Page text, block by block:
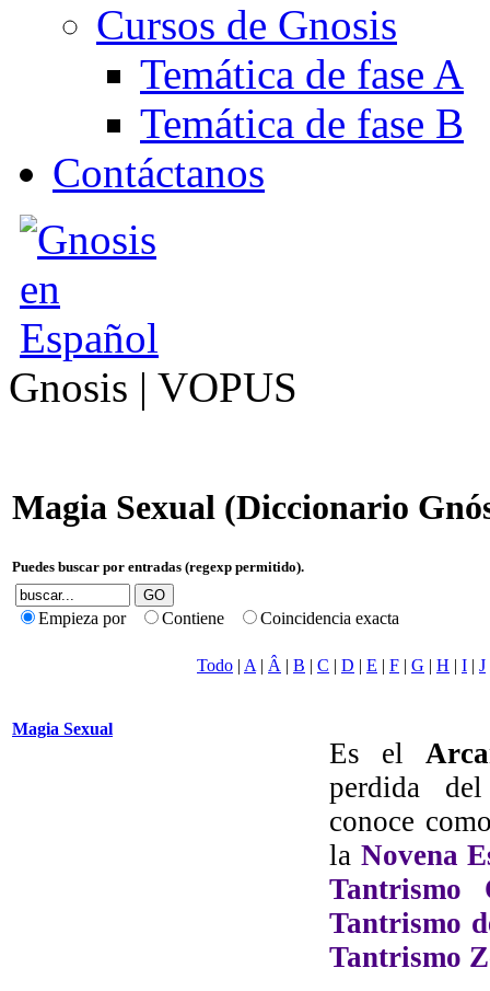
Cursos de Gnosis
Temática de fase A
Temática de fase B
Contáctanos
Gnosis | VOPUS
Magia Sexual (Diccionario
Puedes buscar por entradas (regexp permitido).
Empieza por Contiene Coincidencia exacta
Todo | A | Â | B | C | D | E | F | G | H | I | J
Magia Sexual
Es el
perdida
conoce
la Novena
Tantrismo
Tantrismo
Tantrismo